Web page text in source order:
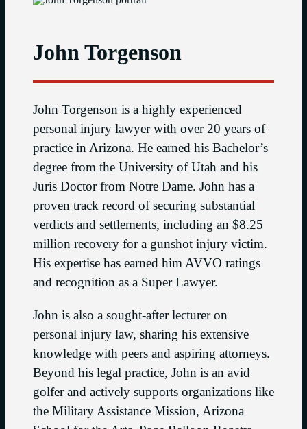
John Torgenson
John Torgenson is a highly experienced
personal injury lawyer with over 20 years of
practice in Arizona. He earned his Bachelor’s
degree from the University of Utah and his
Juris Doctor from Notre Dame. John has a
proven track record of securing substantial
verdicts and settlements, including an $8.25
million recovery for a gunshot injury victim.
His expertise has earned him AVVO ratings
and recognition as a Super Lawyer.
John is also a sought-after lecturer on
personal injury law, sharing his extensive
knowledge with peers and aspiring attorneys.
Beyond his legal practice, John is an avid
golfer and actively supports organizations like
the Military Assistance Mission, Arizona